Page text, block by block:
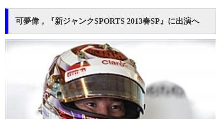
可夢偉，『新ジャンクSPORTS 2013春SP』に出演へ